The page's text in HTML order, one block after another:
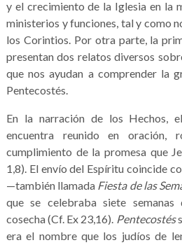
y el crecimiento de la Iglesia en la
ministerios y funciones, tal y como
los Corintios. Por otra parte, la
presentan dos relatos diversos
que nos ayudan a comprender la
Pentecostés.
En la narración de los Hechos,
encuentra reunido en oración,
cumplimiento de la promesa que
1,8). El envío del Espíritu coincide
—también llamada Fiesta de las
que se celebraba siete
cosecha (Cf. Ex 23,16). Pentecostés
era el nombre que los judíos de